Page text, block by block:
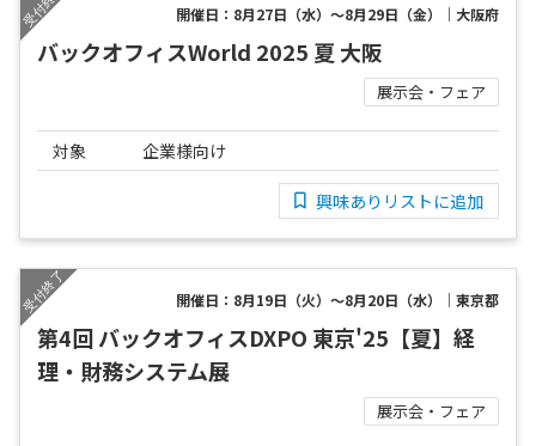
開催日：8月27日（水）～8月29日（金）｜大阪府
バックオフィスWorld 2025 夏 大阪
展示会・フェア
対象 企業様向け
興味ありリストに追加
開催日：8月19日（火）～8月20日（水）｜東京都
第4回 バックオフィスDXPO 東京'25【夏】経
理・財務システム展
展示会・フェア